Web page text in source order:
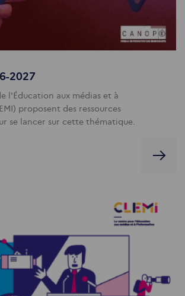
2027
l'Éducation aux médias et à
proposent des ressources
se lancer sur cette thématique.